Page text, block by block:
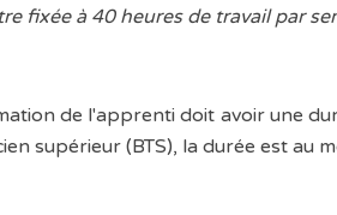
fixée à 40 heures de travail par
de l'apprenti doit avoir une
supérieur (BTS), la durée est au